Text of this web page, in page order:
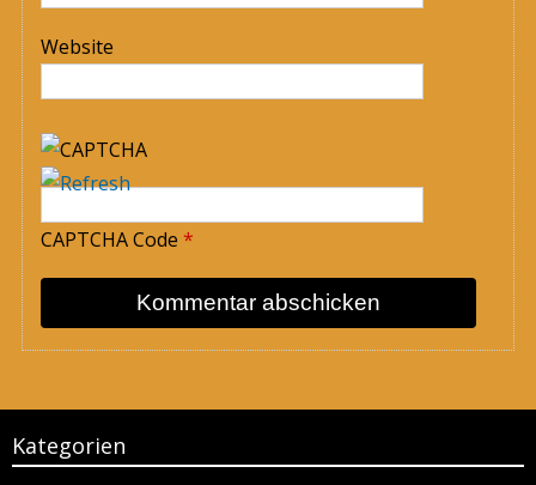
Website
CAPTCHA Code *
Kategorien